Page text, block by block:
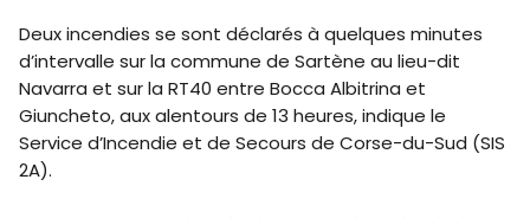
Deux incendies se sont déclarés à quelques minutes
d’intervalle sur la commune de Sartène au lieu-dit
Navarra et sur la RT40 entre Bocca Albitrina et
Giuncheto, aux alentours de 13 heures, indique le
Service d’Incendie et de Secours de Corse-du-Sud (SIS
2A).